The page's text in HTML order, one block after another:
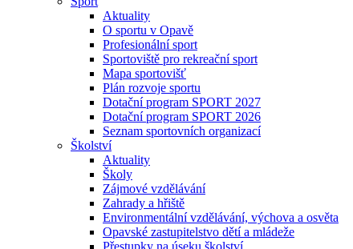
Aktuality
O sportu v Opavě
Profesionální sport
Sportoviště pro rekreační sport
Mapa sportovišť
Plán rozvoje sportu
Dotační program SPORT 2027
Dotační program SPORT 2026
Seznam sportovních organizací
Školství
Aktuality
Školy
Zájmové vzdělávání
Zahrady a hřiště
Environmentální vzdělávání, výchova a osvěta
Opavské zastupitelstvo dětí a mládeže